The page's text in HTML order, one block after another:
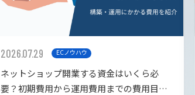
2026.07.29 ECノウハウ
ネットショップ開業する資金はいくら必
要？初期費用から運用費用までの費用目安